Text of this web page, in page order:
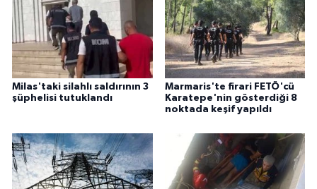
Milas'taki silahlı saldırının 3
şüphelisi tutuklandı
Marmaris'te firari FETÖ'cü
Karatepe'nin gösterdiği 8
noktada keşif yapıldı